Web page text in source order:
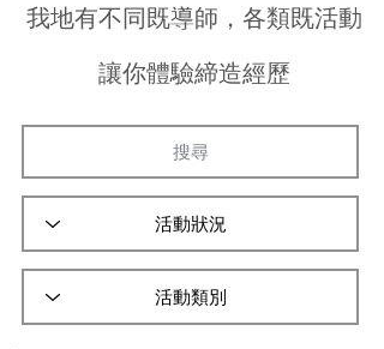
我地有不同既導師，各類既活動
​讓你體驗締造經歷